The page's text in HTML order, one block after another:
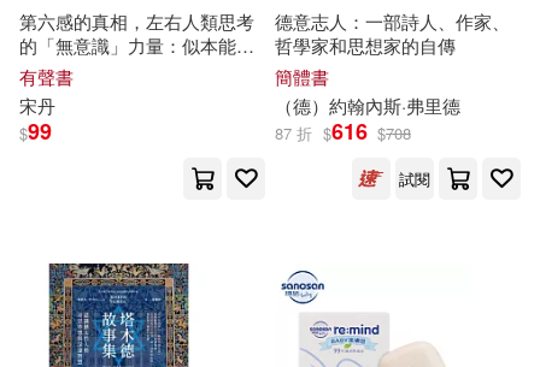
楊思敏(2) 楊瑞萍（主編）(2)
楊迷斯(2)
橫田幸信(2)
泰倫斯．基利(2)
河海大學出版社(5) 究竟(5)
西北大學出版社(5)
譯林出版社(5)
財經錢線文化有限公司(5)
第六感的真相，左右人類思考
的「無意識」力量：似本能、
既視感、墨菲定律……解密佛
洛伊德的冰山理論，開啟大腦
的「暗門」! (有聲書)
有聲書
宋丹
$99
德意志人：一部詩人、作家、
哲學家和思想家的自傳
簡體書
（德）約翰內斯·弗里德
87 折 $616 $708
試閱